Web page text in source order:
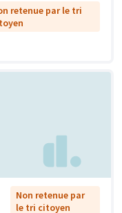
retenue par le tri
Non retenue par
le tri citoyen